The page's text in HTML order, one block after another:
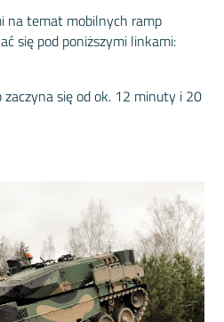
na temat mobilnych ramp
się pod poniższymi linkami:
się od ok. 12 minuty i 20